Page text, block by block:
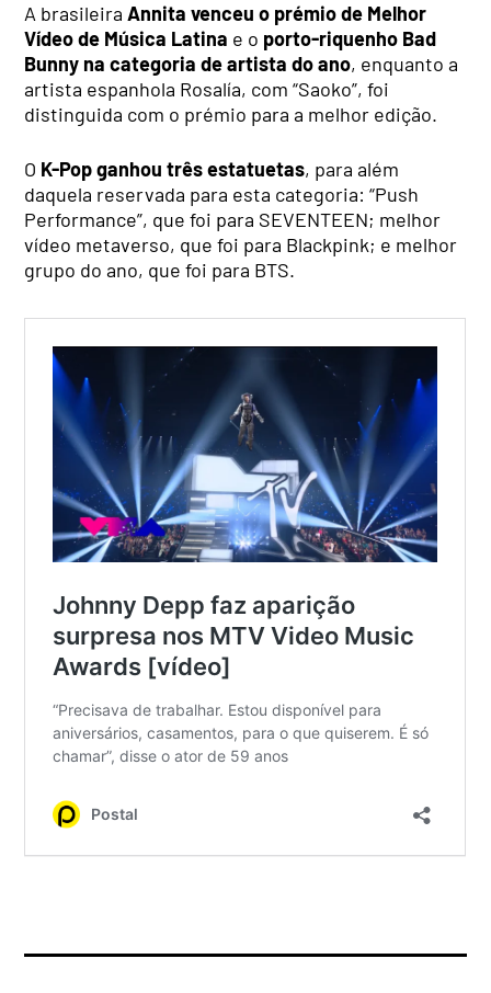
A brasileiraAnnita venceu o prémio de Melhor
Vídeo de Música Latina e o porto-riquenho Bad
Bunny na categoria de artista do ano, enquanto a
artista espanhola Rosalía, com “Saoko”, foi
distinguida com o prémio para a melhor edição.
O K-Pop ganhou três estatuetas, para além
daquela reservada para esta categoria: “Push
Performance”, que foi para SEVENTEEN; melhor
vídeo metaverso, que foi para Blackpink; e melhor
grupo do ano, que foi para BTS.